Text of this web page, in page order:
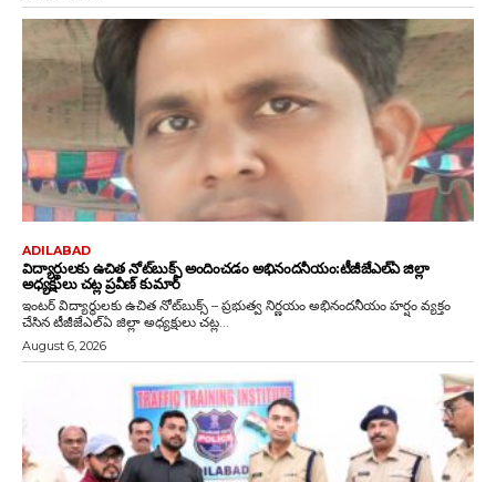
ADILABAD
విద్యార్థులకు ఉచిత నోట్‌బుక్స్ అందించడం అభినందనీయం:టీజీజేఎల్‌ఏ జిల్లా
అధ్యక్షులు చట్ల ప్రవీణ్ కుమార్
ఇంటర్ విద్యార్థులకు ఉచిత నోట్‌బుక్స్ – ప్రభుత్వ నిర్ణయం అభినందనీయం హర్షం వ్యక్తం
చేసిన టీజీజేఎల్‌ఏ జిల్లా అధ్యక్షులు చట్ల...
August 6, 2026